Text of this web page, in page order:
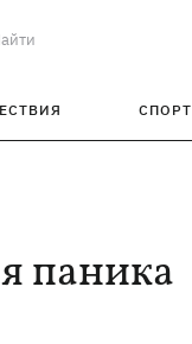
СПОРТ
паника